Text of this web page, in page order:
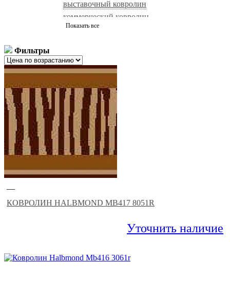
выставочный ковролин
коммерческий ковролин
натуральный ковролин
ковролин черный
ковролин нева тафт
бельгийский ковролин
ковролин для гостиниц
сальса ковролин
фиолетовый ковролин
ковролин balta
ковролин sintelon
ковролин бордовый
ковролин бежевый
ковролин коричневый
негорючий ковролин
ковролин ideal
ковролин medusa
Показать все
Фильтры
—
КОВРОЛИН HALBMOND MB417 8051R
Уточнить наличие